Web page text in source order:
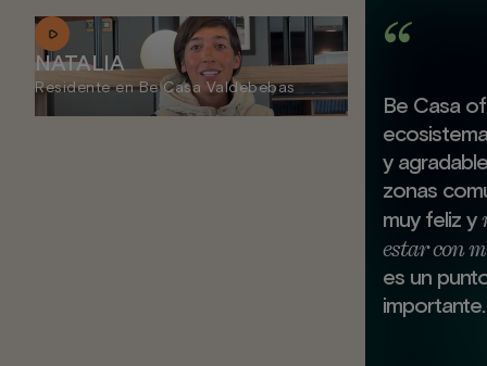
NATALIA
Residente en Be Casa Valdebebas
Be Casa
y
zonas
muy feliz y
estar con
es un
importante.